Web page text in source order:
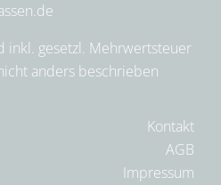
inkl. gesetzl. Mehrwertsteuer
anders beschrieben
Kontakt
AGB
Impressum